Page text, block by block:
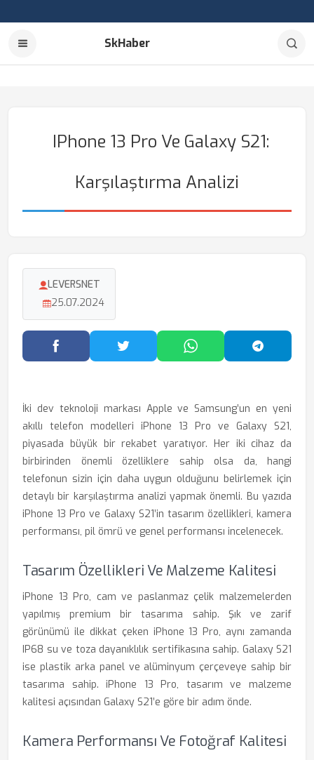
SkHaber
IPhone 13 Pro Ve Galaxy S21:
Karşılaştırma Analizi
LEVERSNET
25.07.2024
Facebook'ta PaylaşTwitter'da PaylaşWhatsApp'ta Paylaş
İki dev teknoloji markası Apple ve Samsung’un en yeni
akıllı telefon modelleri iPhone 13 Pro ve Galaxy S21,
piyasada büyük bir rekabet yaratıyor. Her iki cihaz da
birbirinden önemli özelliklere sahip olsa da, hangi
telefonun sizin için daha uygun olduğunu belirlemek için
detaylı bir karşılaştırma analizi yapmak önemli. Bu yazıda
iPhone 13 Pro ve Galaxy S21’in tasarım özellikleri, kamera
performansı, pil ömrü ve genel performansı incelenecek.
Tasarım Özellikleri Ve Malzeme Kalitesi
iPhone 13 Pro, cam ve paslanmaz çelik malzemelerden
yapılmış premium bir tasarıma sahip. Şık ve zarif
görünümü ile dikkat çeken iPhone 13 Pro, aynı zamanda
IP68 su ve toza dayanıklılık sertifikasına sahip. Galaxy S21
ise plastik arka panel ve alüminyum çerçeveye sahip bir
tasarıma sahip. iPhone 13 Pro, tasarım ve malzeme
kalitesi açısından Galaxy S21’e göre bir adım önde.
Kamera Performansı Ve Fotoğraf Kalitesi